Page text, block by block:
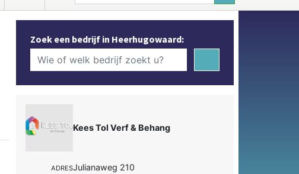
Zoek een bedrijf in Heerhugowaard:
Kees Tol Verf & Behang
ADRESJulianaweg 210